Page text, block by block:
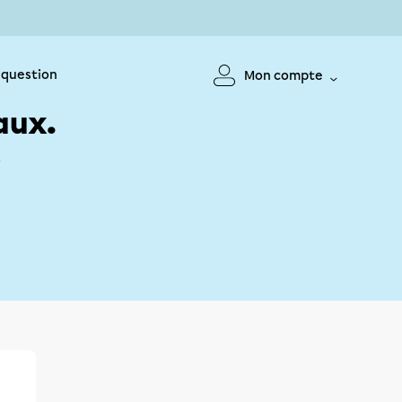
Mon compte